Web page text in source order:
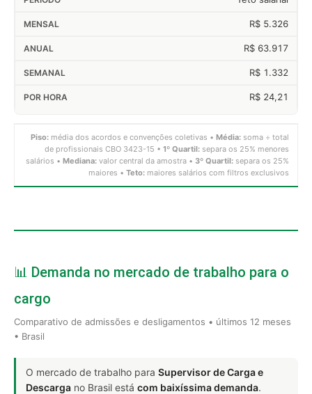
R$ 5.326
R$ 63.917
R$ 1.332
R$ 24,21
Piso: média dos acordos e convenções coletivas • Média: soma ÷ total
de profissionais CBO 3423-15 • 1º Quartil: separa os 25% menores
salários • Mediana: valor central da amostra • 3º Quartil: separa os 25%
maiores • Teto: maiores salários com filtros exclusivos
📊 Demanda no mercado de trabalho para o
cargo
Comparativo de admissões e desligamentos • últimos 12 meses
• Brasil
O mercado de trabalho para Supervisor de Carga e
Descarga no Brasil está com baixíssima demanda.